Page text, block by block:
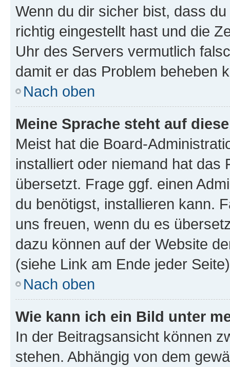
Wenn du dir sicher bist, dass
richtig eingestellt hast und die
Uhr des Servers vermutlich
damit er das Problem beheben
Nach oben
Meine Sprache steht auf
Meist hat die Board-
installiert oder niemand hat das
übersetzt. Frage ggf. einen
du benötigst, installieren kann.
uns freuen, wenn du es
dazu können auf der Website
(siehe Link am Ende jeder
Nach oben
Wie kann ich ein Bild unter
In der Beitragsansicht können
stehen. Abhängig von dem